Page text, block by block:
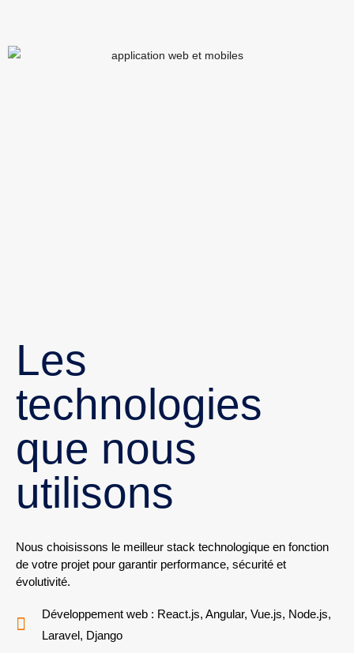
Les
technologies
que nous
utilisons
Nous choisissons le meilleur stack technologique en fonction
de votre projet pour garantir performance, sécurité et
évolutivité.
Développement web : React.js, Angular, Vue.js, Node.js,
Laravel, Django